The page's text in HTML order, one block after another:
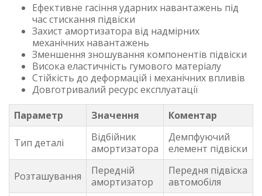
Ефективне гасіння ударних навантажень під
час стискання підвіски
Захист амортизатора від надмірних
механічних навантажень
Зменшення зношування компонентів підвіски
Висока еластичність гумового матеріалу
Стійкість до деформацій і механічних впливів
Довготривалий ресурс експлуатації
Параметр
Значення Коментар
Тип деталі
Відбійник
амортизатора
Демпфуючий
елемент підвіски
Розташування
Передній
амортизатор
Передня підвіска
автомобіля